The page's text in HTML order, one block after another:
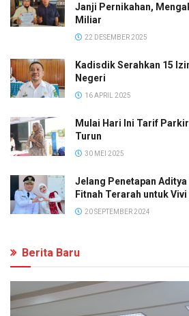
Janji Pernikahan,
Miliar
22 DESEMBER 2025
Kadisdik Serahkan 15
Negeri
16 APRIL 2025
Mulai Hari Ini Tarif
Turun
30 MEI 2025
Jelang Penetapan
Fitnah Terarah untuk
20 SEPTEMBER 2024
Berita Baru